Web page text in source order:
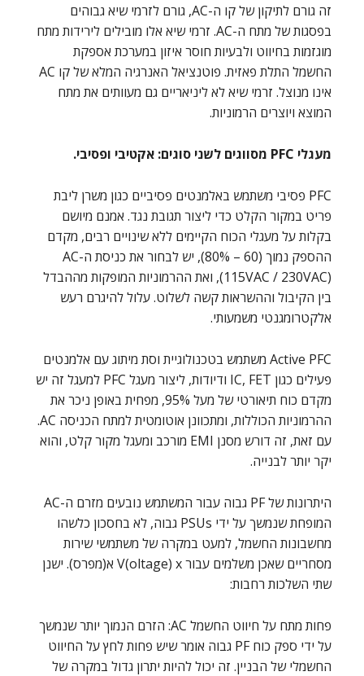
זה גורם לתיקון של קו ה-AC, גורם לזרמי שיא גבוהים
בפסגות של מתח ה-AC. זרמי שיא אלו מובילים לירידות מתח
מוגזמות בחיווט ולבעיות חוסר איזון במערכת אספקת
החשמל התלת פאזית. פוטנציאל האנרגיה המלא של קו AC
אינו מנוצל. זרמי שיא לא ליניאריים גם מעוותים את מתח
המוצא ויוצרים הרמוניות.
מעגלי PFC מסווגים לשני סוגים: אקטיבי ופסיבי.
PFC פסיבי משתמש באלמנטים פסיביים כגון משרן ליבת
פריט במקור הקלט כדי ליצור תגובת נגד. אמנם מיושם
בקלות על מעגלי הכוח הקיימים ללא שינויים רבים, מקדם
ההספק נמוך (60 – 80%), יש לבחור את כניסת ה-AC
(115VAC / 230VAC), ואת ההרמוניות המופקות מההבדל
בין הקיבול וההשראות קשה לשלוט. עלול להיגרם רעש
אלקטרומגנטי משמעותי.
Active PFC משתמש בטכנולוגיית וסת מיתוג עם אלמנטים
פעילים כגון IC, FET ודיודות, ליצור מעגל PFC למעגל זה יש
מקדם כוח תיאורטי של מעל 95%, מפחית באופן ניכר את
ההרמוניות הכוללות, ומתכוונן אוטומטית למתח הכניסה AC.
עם זאת, זה דורש מסנן EMI מורכב ומעגל מקור קלט, והוא
יקר יותר לבנייה.
היתרונות של PF גבוה עבור המשתמש נובעים מזרם ה-AC
המופחת שנמשך על ידי PSUs גבוה, לא בחסכון כלשהו
מחשבונות החשמל, למעט במקרה של משתמשי שירות
מסחריים שאכן משלמים עבור V(oltage) x א(מפרס). ישנן
שתי השלכות רחבות:
פחות מתח על חיווט החשמל AC: הזרם הנמוך יותר שנמשך
על ידי ספק כוח PF גבוה אומר שיש פחות לחץ על החיווט
החשמלי של הבניין. זה יכול להיות יתרון גדול במקרה של